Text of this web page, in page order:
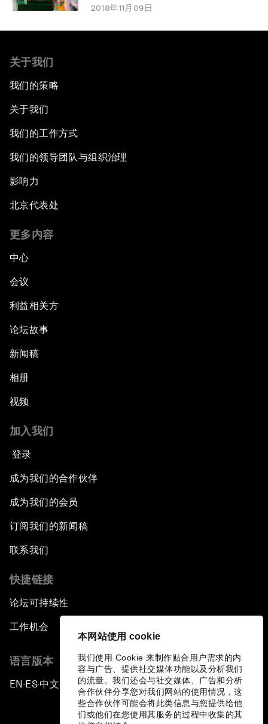
本网站使用 cookie
我们使用 Cookie 来制作贴合用户需求的内
容与广告、提供社交媒体功能以及分析我们
的流量。我们还会与社交媒体、广告和分析
合作伙伴分享您对我们网站的使用情况，这
些合作伙伴可能会将此类信息与您提供给他
们或他们在您使用其服务的过程中收集的其
2018年11月09日
关于我们
我们的策略
关于我们
我们的工作方式
我们的领导团队与组织治理
影响力
北京代表处
更多内容
中心
会议
利益相关方
论坛故事
新闻稿
相册
视频
加入我们
登录
成为我们的合作伙伴
成为我们的会员
订阅我们的新闻稿
联系我们
快捷链接
论坛可持续性
工作机会
语言版本
EN ▪ ES▪中文▪ 日本語